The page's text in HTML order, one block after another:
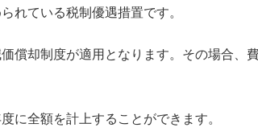
れている税制優遇措置です。
償却制度が適用となります。その場合、
に全額を計上することができます。